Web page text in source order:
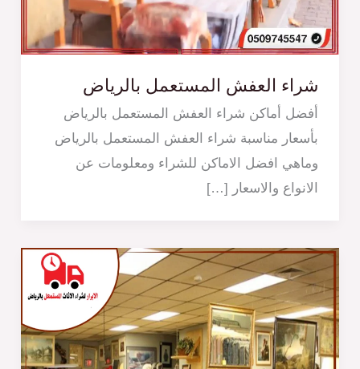
شراء العفش المستعمل بالرياض
أفضل أماكن شراء العفش المستعمل بالرياض
بأسعار مناسبة شراء العفش المستعمل بالرياض
وماهي افضل الاماكن للشراء ومعلومات عن
الانواع والاسعار […]